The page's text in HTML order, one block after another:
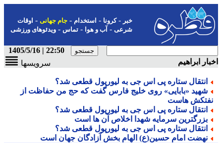
-کرونا-استخدام- جام جهانی-اوقات
شرعی-آب و هوا-تماس-ویدئوهای ورزشی
22:50 | 1405/5/16
ابراهیم
سرویسها
انتقال ستاره پی اس جی به لیورپول قطعی شد؟
شهید «بابایی» روی خلیج فارس گفت که حج من حفاظت از
هاست
انتقال ستاره پی اس جی به لیورپول قطعی شد؟
بزرگترین سرمایه شهدا اخلاص آن ها است
انتقال ستاره پی اس جی به لیورپول قطعی شد؟
نهضت امام حسین(ع) الهام بخش آزادگان جهان است